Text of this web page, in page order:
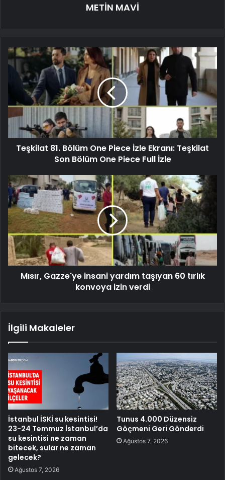
METİN MAVİ
Teşkilat 81. Bölüm One Piece İzle Ekranı: Teşkilat
Son Bölüm One Piece Full İzle
Mısır, Gazze'ye insani yardım taşıyan 60 tırlık
konvoya izin verdi
İlgili Makaleler
İstanbul İSKİ su kesintisi!
23-24 Temmuz İstanbul’da
su kesintisi ne zaman
bitecek, sular ne zaman
gelecek?
Ağustos 7, 2026
Tunus 4.000 Düzensiz
Göçmeni Geri Gönderdi
Ağustos 7, 2026